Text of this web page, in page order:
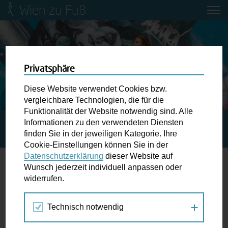
Wien zu Fuß
Mobilitätsbildung für Kinder und
Jugendliche
Ringstraße-Neugestaltung
Wiener Fußwegekarte
Newsletter abonnieren
Wunschbox
der Ampel ...
STARTSEITE AKTUELLES
WIEDEN: MEHR PLATZ BEI
DER PAULANERKIRCHE
Wieden: Mehr Platz bei der
Paulanerkirche
15.04.2021
Privatsphäre
Diese Website verwendet Cookies bzw.
vergleichbare Technologien, die für die
Funktionalität der Website notwendig sind. Alle
Informationen zu den verwendeten Diensten
finden Sie in der jeweiligen Kategorie. Ihre
Cookie-Einstellungen können Sie in der
Datenschutzerklärung dieser Website auf
Wunsch jederzeit individuell anpassen oder
widerrufen.
Technisch notwendig